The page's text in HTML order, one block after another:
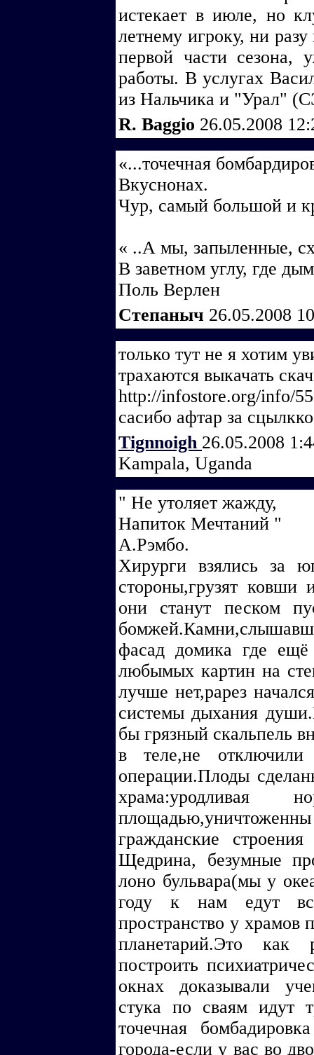
истекает в июле, но
летнему игроку, ни
первой части сезона,
работы. В услугах
из Нальчика и "Урал"
R. Baggio 26.05.2008
«...точечная
Вкуснонах.
Чур, самый большой и
« ..А мы, запыленные,
В заветном углу, где
Поль Верлен
Степаныч 26.05.2008
только тут не я хотим
трахаются выкачать
http://infostore.org/info/
сасибо афтар за сцылкко
Tignnoigh 26.05.2008
Kampala, Uganda
" Не утоляет жажду,
Напиток Мечтаний "
А.Рэмбо.
Хирурги взялись за
стороны,грузят ковши
они станут песком
фасад домика где
любымых картин на
лучше нет,рарез
системы дыхания
бы грязный скальпель
в теле,не
операции.Плоды
гражданские
Щедрина, безумные
лоно бульвара(мы у
году к нам едут
пространство у храмов
планетарий.Это
построить
окнах доказывали
стука по сваям идут
точечная
города-если у вас во